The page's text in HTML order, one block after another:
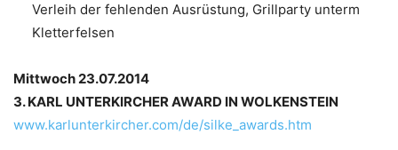
Verleih der fehlenden Ausrüstung, Grillparty unterm
Kletterfelsen
Mittwoch 23.07.2014
3. KARL UNTERKIRCHER AWARD IN WOLKENSTEIN
www.karlunterkircher.com/de/silke_awards.htm